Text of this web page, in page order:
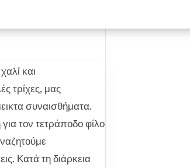
και
τρίχες, μας
συναισθήματα.
τον τετράποδο φίλο
Κατά τη διάρκεια